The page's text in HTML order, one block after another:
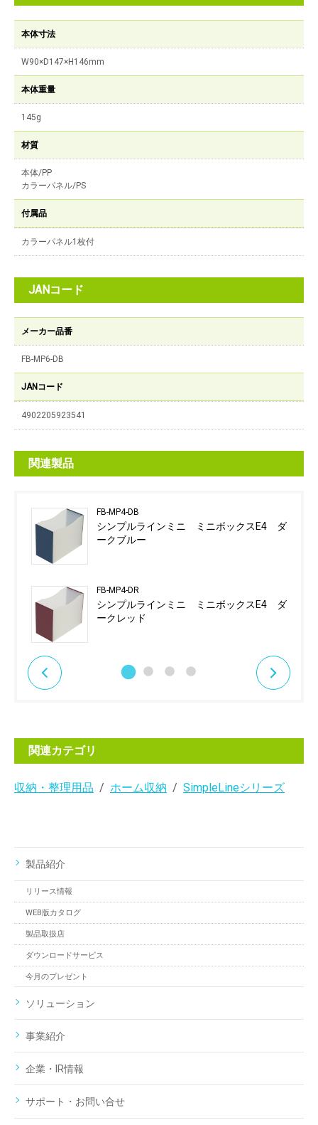
本体寸法
W90×D147×H146mm
本体重量
145g
材質
本体/PP
カラーパネル/PS
付属品
カラーパネル1枚付
JANコード
メーカー品番
FB-MP6-DB
JANコード
4902205923541
関連製品
FB-MP4-DB
シンプルラインミニ ミニボックスE4 ダ
ークブルー
FB-MP4-DR
シンプルラインミニ ミニボックスE4 ダ
ークレッド
関連カテゴリ
収納・整理用品 ホーム収納 SimpleLineシリーズ
製品紹介
リリース情報
WEB版カタログ
製品取扱店
ダウンロードサービス
今月のプレゼント
ソリューション
事業紹介
企業・IR情報
サポート・お問い合せ